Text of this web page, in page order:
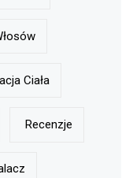
Ciała
Recenzje